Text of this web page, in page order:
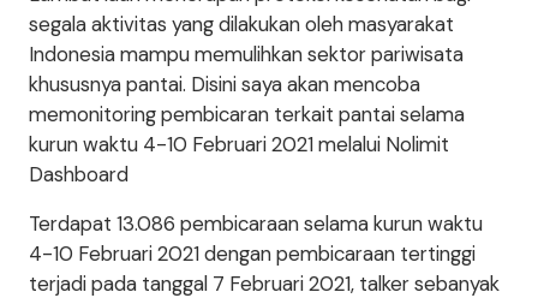
segala aktivitas yang dilakukan oleh masyarakat
Indonesia mampu memulihkan sektor pariwisata
khususnya pantai. Disini saya akan mencoba
memonitoring pembicaran terkait pantai selama
kurun waktu 4-10 Februari 2021 melalui Nolimit
Dashboard
Terdapat 13.086 pembicaraan selama kurun waktu
4-10 Februari 2021 dengan pembicaraan tertinggi
terjadi pada tanggal 7 Februari 2021, talker sebanyak